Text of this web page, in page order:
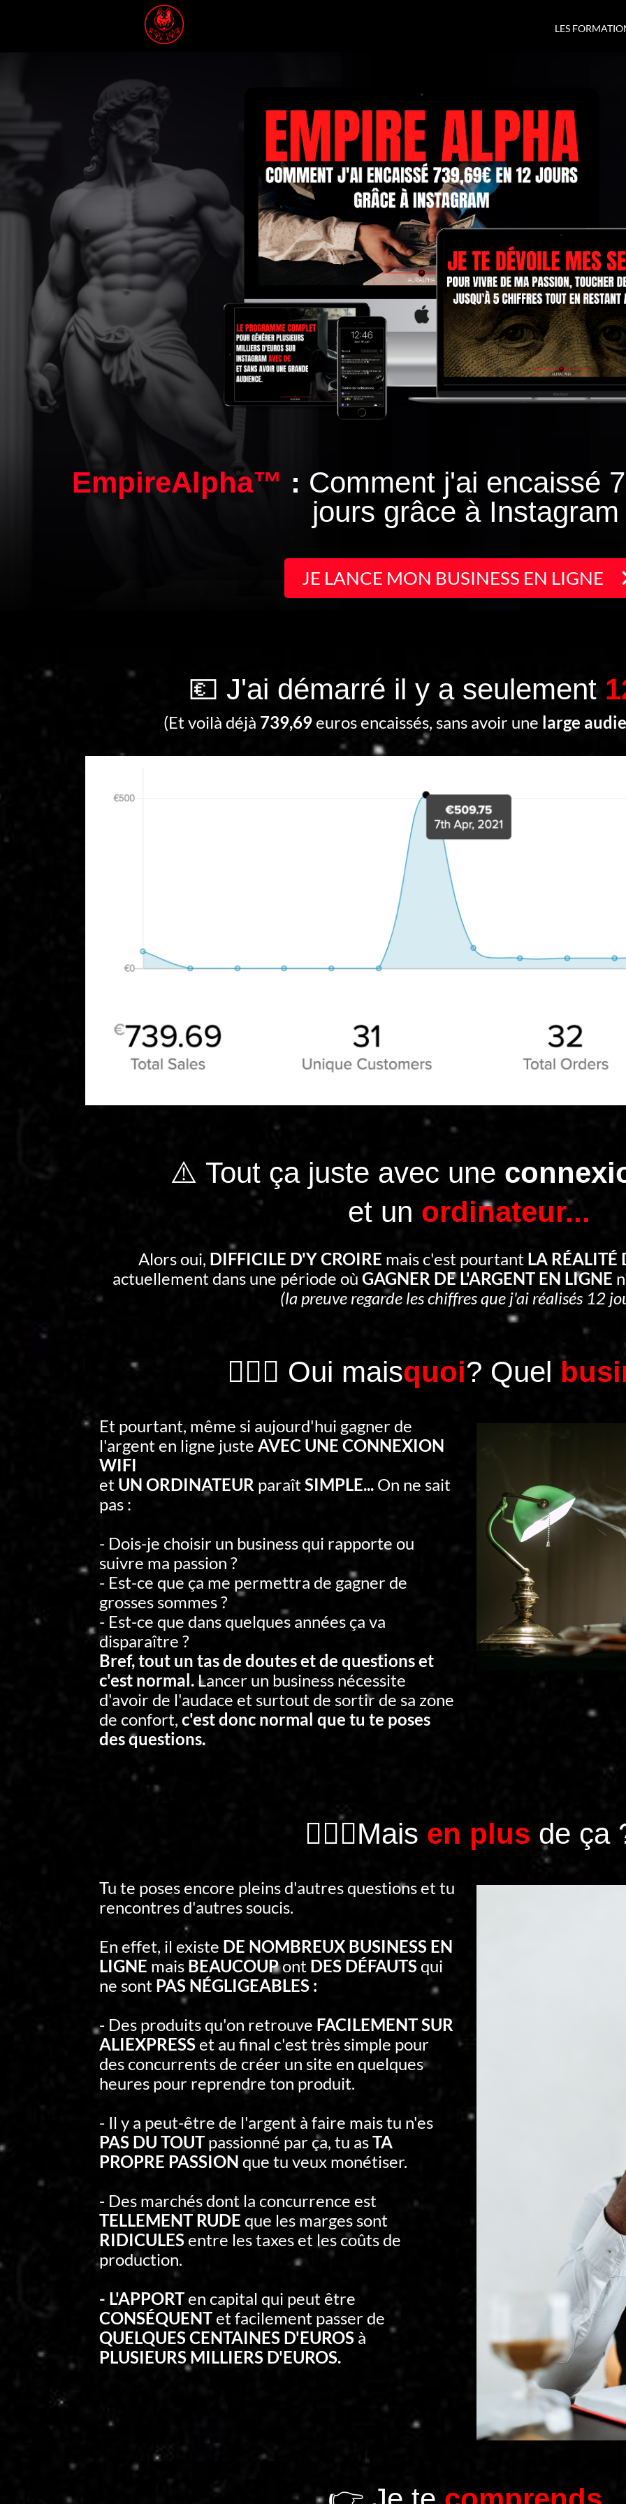
LES
EmpireAlpha™ : Comment j'ai encaissé
jours grâce à Instagram
JE LANCE MON BUSINESS EN LIGNE
💶 J'ai démarré il y a seulement
(Et voilà déjà 739,69 euros encaissés, sans avoir une large
⚠️ Tout ça juste avec une
et un ordinateur...
Alors oui, DIFFICILE D'Y CROIRE mais c'est pourtant LA RÉALITÉ
actuellement dans une période où GAGNER DE L'ARGENT EN LIGNE
(la preuve regarde les chiffres que j'ai réalisés 12
🤷🏻‍♂️ Oui maisquoi? Quel
Et pourtant, même si aujourd'hui gagner de
l'argent en ligne juste AVEC UNE CONNEXION
WIFI
et UN ORDINATEUR paraîtSIMPLE... On ne sait
pas :
- Dois-je choisir un business qui rapporte ou
suivre ma passion ?
- Est-ce que ça me permettra de gagner de
grosses sommes ?
- Est-ce que dans quelques années ça va
disparaître ?
Bref, tout un tas de doutes et de questions et
c'est normal.Lancer un business nécessite
d'avoir de l'audace et surtout de sortir de sa zone
de confort, c'est donc normal que tu te poses
des questions.
🤦🏻‍♂️Mais en plus de ça
Tu te poses encore pleins d'autres questions et tu
rencontres d'autres soucis.
En effet, il existe DE NOMBREUX BUSINESS EN
LIGNE mais BEAUCOUPont DES DÉFAUTSqui
ne sont PAS NÉGLIGEABLES :
- Des produits qu'on retrouve FACILEMENT SUR
ALIEXPRESS et au final c'est très simple pour
des concurrents de créer un site en quelques
heures pour reprendre ton produit.
- Il y a peut-être de l'argent à faire mais tu n'es
PAS DU TOUT passionné par ça, tu asTA
PROPRE PASSION que tu veux monétiser.
- Des marchés dont la concurrence est
TELLEMENT RUDE que les marges sont
RIDICULES entre les taxes et les coûts de
production.
- L'APPORT en capital qui peut être
CONSÉQUENT et facilement passer de
QUELQUES CENTAINES D'EUROS à
PLUSIEURS MILLIERS D'EUROS.